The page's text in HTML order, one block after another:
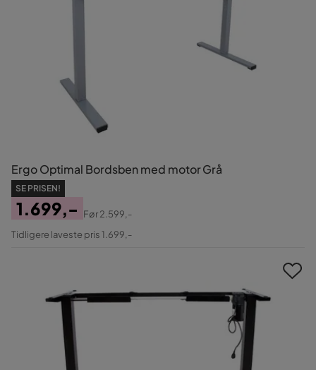
Ergo Optimal Bordsben med motor Grå
SE PRISEN!
Pris
1.699,-
Original
Før2.599,-
Tidligere laveste pris 1.699,-